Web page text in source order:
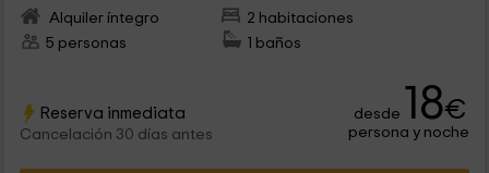
Alquiler íntegro
2 habitaciones
5 personas
1 baños
Reserva inmediata
Cancelación 30 días antes
desde 18€
persona y noche